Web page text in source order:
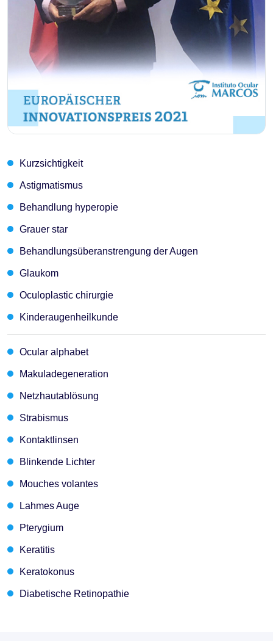
Kurzsichtigkeit
Astigmatismus
Behandlung hyperopie
Grauer star
Behandlungsüberanstrengung der Augen
Glaukom
Oculoplastic chirurgie
Kinderaugenheilkunde
Ocular alphabet
Makuladegeneration
Netzhautablösung
Strabismus
Kontaktlinsen
Blinkende Lichter
Mouches volantes
Lahmes Auge
Pterygium
Keratitis
Keratokonus
Diabetische Retinopathie